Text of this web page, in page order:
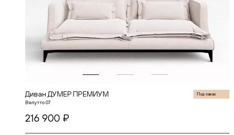
Диван ДУМЕР ПРЕМИУМ Под заказ
Велутто 07
216 900 ₽